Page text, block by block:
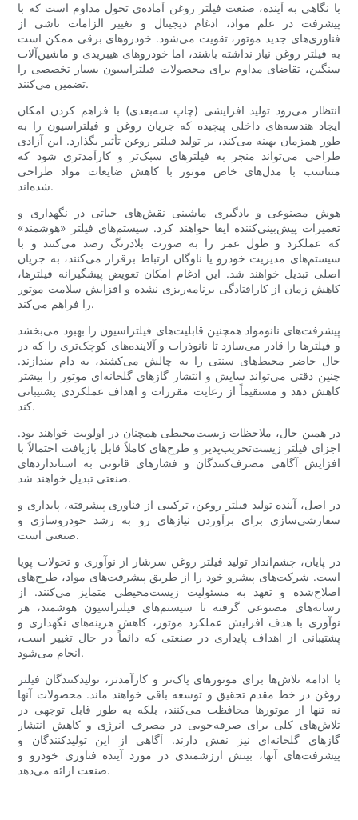
با نگاهی به آینده، صنعت فیلتر روغن آماده‌ی تحول مداوم است که با
پیشرفت در علم مواد، ادغام دیجیتال و تغییر الزامات ناشی از
فناوری‌های جدید موتور، تقویت می‌شود. خودروهای برقی ممکن است
به فیلتر روغن نیاز نداشته باشند، اما خودروهای هیبریدی و ماشین‌آلات
سنگین، تقاضای مداوم برای محصولات فیلتراسیون بسیار تخصصی را
تضمین می‌کنند.
انتظار می‌رود تولید افزایشی (چاپ سه‌بعدی) با فراهم کردن امکان
ایجاد هندسه‌های داخلی پیچیده که جریان روغن و فیلتراسیون را به
طور همزمان بهینه می‌کند، بر تولید فیلتر روغن تأثیر بگذارد. این آزادی
طراحی می‌تواند منجر به فیلترهای سبک‌تر و کارآمدتری شود که
متناسب با مدل‌های خاص موتور با کاهش ضایعات مواد طراحی
شده‌اند.
هوش مصنوعی و یادگیری ماشینی نقش‌های حیاتی در نگهداری و
تعمیرات پیش‌بینی‌کننده ایفا خواهند کرد. سیستم‌های فیلتر «هوشمند»
که عملکرد و طول عمر را به صورت بلادرنگ رصد می‌کنند و با
سیستم‌های مدیریت خودرو یا ناوگان ارتباط برقرار می‌کنند، به جریان
اصلی تبدیل خواهند شد. این ادغام امکان تعویض پیشگیرانه فیلترها،
کاهش زمان از کارافتادگی برنامه‌ریزی نشده و افزایش سلامت موتور
را فراهم می‌کند.
پیشرفت‌های نانومواد همچنین قابلیت‌های فیلتراسیون را بهبود می‌بخشد
و فیلترها را قادر می‌سازد تا نانوذرات و آلاینده‌های کوچک‌تری را که در
حال حاضر محیط‌های سنتی را به چالش می‌کشند، به دام بیندازند.
چنین دقتی می‌تواند سایش و انتشار گازهای گلخانه‌ای موتور را بیشتر
کاهش دهد و مستقیماً از رعایت مقررات و اهداف عملکردی پشتیبانی
کند.
در همین حال، ملاحظات زیست‌محیطی همچنان در اولویت خواهند بود.
اجزای فیلتر زیست‌تخریب‌پذیر و طرح‌های کاملاً قابل بازیافت احتمالاً با
افزایش آگاهی مصرف‌کنندگان و فشارهای قانونی به استانداردهای
صنعتی تبدیل خواهند شد.
در اصل، آینده تولید فیلتر روغن، ترکیبی از فناوری پیشرفته، پایداری و
سفارشی‌سازی برای برآوردن نیازهای رو به رشد خودروسازی و
صنعتی است.
در پایان، چشم‌انداز تولید فیلتر روغن سرشار از نوآوری و تحولات پویا
است. شرکت‌های پیشرو خود را از طریق پیشرفت‌های مواد، طرح‌های
اصلاح‌شده و تعهد به مسئولیت زیست‌محیطی متمایز می‌کنند. از
رسانه‌های مصنوعی گرفته تا سیستم‌های فیلتراسیون هوشمند، هر
نوآوری با هدف افزایش عملکرد موتور، کاهش هزینه‌های نگهداری و
پشتیبانی از اهداف پایداری در صنعتی که دائماً در حال تغییر است،
انجام می‌شود.
با ادامه تلاش‌ها برای موتورهای پاک‌تر و کارآمدتر، تولیدکنندگان فیلتر
روغن در خط مقدم تحقیق و توسعه باقی خواهند ماند. محصولات آنها
نه تنها از موتورها محافظت می‌کنند، بلکه به طور قابل توجهی در
تلاش‌های کلی برای صرفه‌جویی در مصرف انرژی و کاهش انتشار
گازهای گلخانه‌ای نیز نقش دارند. آگاهی از این تولیدکنندگان و
پیشرفت‌های آنها، بینش ارزشمندی در مورد آینده فناوری خودرو و
صنعت ارائه می‌دهد.